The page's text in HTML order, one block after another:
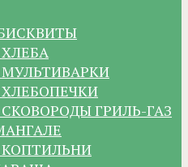
ГРИЛЬ-ГАЗ